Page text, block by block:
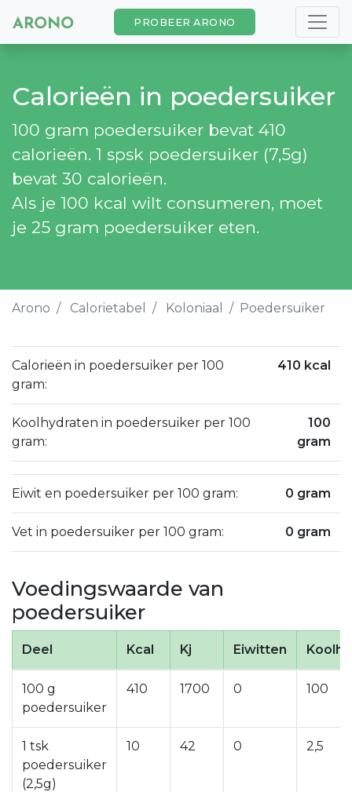
PROBEER ARONO
Calorieën in poedersuiker
100 gram poedersuiker bevat 410
calorieën. 1 spsk poedersuiker (7,5g)
bevat 30 calorieën.
Als je 100 kcal wilt consumeren, moet
je 25 gram poedersuiker eten.
Arono Calorietabel Koloniaal Poedersuiker
Calorieën in poedersuiker per 100
gram:
410 kcal
Koolhydraten in poedersuiker per 100
gram:
100
gram
Eiwit en poedersuiker per 100 gram: 0 gram
Vet in poedersuiker per 100 gram: 0 gram
Voedingswaarde van
poedersuiker
Deel Kcal Kj Eiwitten
100 g
poedersuiker
410 1700 0 100
1 tsk
poedersuiker
(2,5g)
10 42 0 2,5